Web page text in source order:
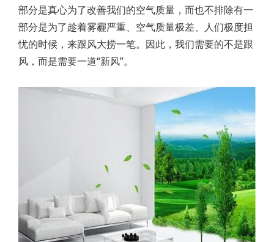
部分是真心为了改善我们的空气质量，而也不排除有一
部分是为了趁着雾霾严重、空气质量极差、人们极度担
忧的时候，来跟风大捞一笔。因此，我们需要的不是跟
风，而是需要一道“新风”。